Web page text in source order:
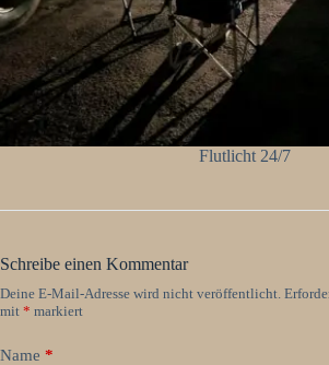
Flutlicht 24/7
Schreibe einen Kommentar
Deine E-Mail-Adresse wird nicht veröffentlicht.
mit * markiert
Name *